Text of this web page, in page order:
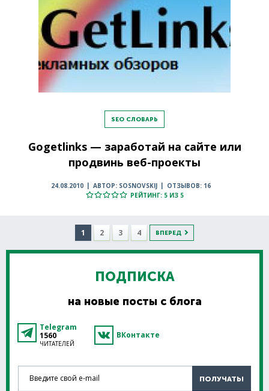
SEO СЛОВАРЬ
Gogetlinks — заработай на сайте или
продвинь веб-проекты
24.08.2010 АВТОР: SOSNOVSKIJ
ОТЗЫВОВ: 16
РЕЙТИНГ: 5 ИЗ 5
1 2 3 4 ВПЕРЕД
ПОДПИСКА
на новые посты с блога
Telegram
1560
ЧИТАТЕЛЕЙ
ВКонтакте
Введите свой e-mail
ПОЛУЧАТЬ!